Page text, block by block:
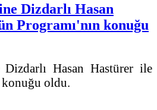
Dizdarlı Hasan
Programı'nın konuğu
Dizdarlı Hasan Hastürer ile
oldu.